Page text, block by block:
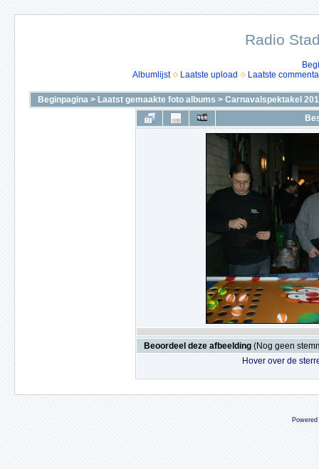
Radio
Albumlijst
Laatste upload Laatste
Beginpagina > Laatst gemaakte foto albums > Carnavalspektakel
Beoordeel deze afbeelding (Nog geen
Hover over de